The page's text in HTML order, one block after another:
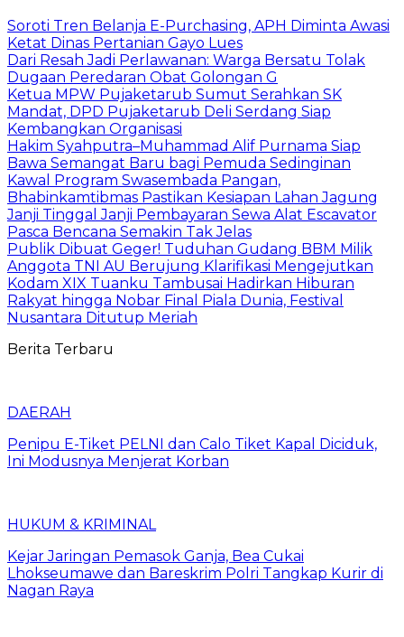
Soroti Tren Belanja E-Purchasing, APH Diminta Awasi
Ketat Dinas Pertanian Gayo Lues
Dari Resah Jadi Perlawanan: Warga Bersatu Tolak
Dugaan Peredaran Obat Golongan G
Ketua MPW Pujaketarub Sumut Serahkan SK
Mandat, DPD Pujaketarub Deli Serdang Siap
Kembangkan Organisasi
Hakim Syahputra–Muhammad Alif Purnama Siap
Bawa Semangat Baru bagi Pemuda Sedinginan
Kawal Program Swasembada Pangan,
Bhabinkamtibmas Pastikan Kesiapan Lahan Jagung
Janji Tinggal Janji Pembayaran Sewa Alat Escavator
Pasca Bencana Semakin Tak Jelas
Publik Dibuat Geger! Tuduhan Gudang BBM Milik
Anggota TNI AU Berujung Klarifikasi Mengejutkan
Kodam XIX Tuanku Tambusai Hadirkan Hiburan
Rakyat hingga Nobar Final Piala Dunia, Festival
Nusantara Ditutup Meriah
Berita Terbaru
DAERAH
Penipu E-Tiket PELNI dan Calo Tiket Kapal Diciduk,
Ini Modusnya Menjerat Korban
HUKUM & KRIMINAL
Kejar Jaringan Pemasok Ganja, Bea Cukai
Lhokseumawe dan Bareskrim Polri Tangkap Kurir di
Nagan Raya